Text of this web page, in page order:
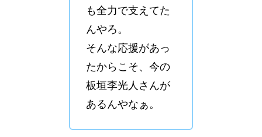
も全力で支えてた
んやろ。
そんな応援があっ
たからこそ、今の
板垣李光人さんが
あるんやなぁ。